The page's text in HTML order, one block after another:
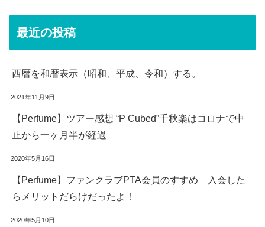
最近の投稿
西暦を和暦表示（昭和、平成、令和）する。
2021年11月9日
【Perfume】ツアー感想 “P Cubed”千秋楽はコロナで中
止から一ヶ月半が経過
2020年5月16日
【Perfume】ファンクラブPTA会員のすすめ 入会した
らメリットだらけだったよ！
2020年5月10日